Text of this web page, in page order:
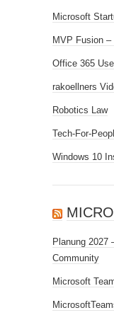
Microsoft
MVP Fusion –
Office 365
rakoellners
Robotics Law
Tech-For-
Windows 10
Planung 2027
Community
Microsoft